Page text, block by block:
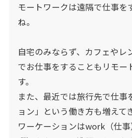
モートワークは遠隔で仕事を
ね。
自宅のみならず、カフェやレ
でお仕事をすることもリモー
す。
また、最近では旅行先で仕事
ョン」という働き方も増えて
ワーケーションはwork（仕